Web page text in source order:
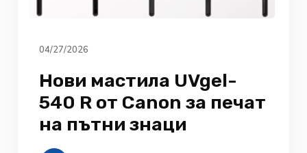
04/27/2026
Нови мастила UVgel-
540 R от Canon за печат
на пътни знаци